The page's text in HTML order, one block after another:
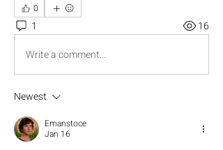
0
1
16
Write a comment...
Newest
Emanstoce
Jan 16